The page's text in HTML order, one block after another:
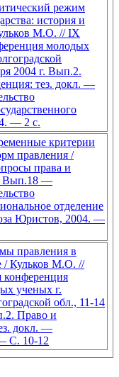
режим
история и
М.О. // IX
молодых
2004 г. Вып.2.
тез. докл. —
— 2 с.
критерии
правления /
права и
Вып.18 —
отделение
Юристов, 2004. —
правления в
/ Кульков М.О. //
ученых г.
обл., 11-14
Право и
докл. —
С. 10-12